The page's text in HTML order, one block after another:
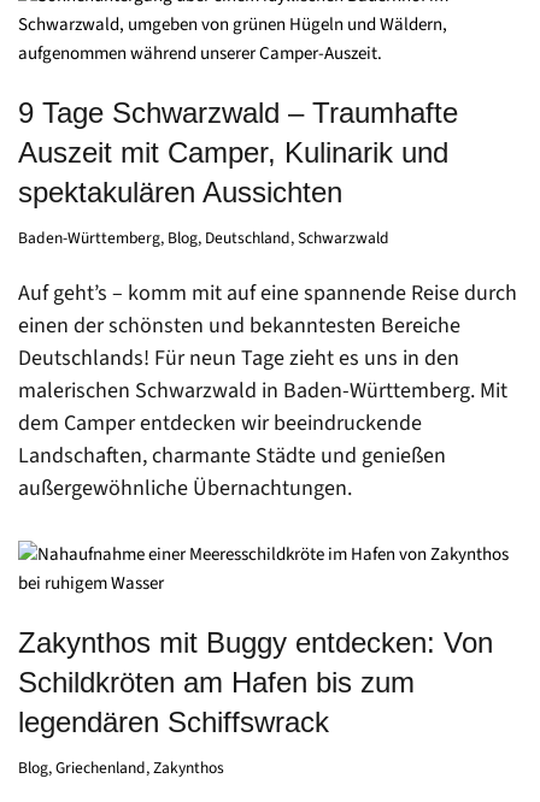
9 Tage Schwarzwald – Traumhafte
Auszeit mit Camper, Kulinarik und
spektakulären Aussichten
Baden-Württemberg, Blog, Deutschland,Schwarzwald
Auf geht’s – komm mit auf eine spannende Reise durch
einen der schönsten und bekanntesten Bereiche
Deutschlands! Für neun Tage zieht es uns in den
malerischen Schwarzwald in Baden-Württemberg. Mit
dem Camper entdecken wir beeindruckende
Landschaften, charmante Städte und genießen
außergewöhnliche Übernachtungen.
Zakynthos mit Buggy entdecken: Von
Schildkröten am Hafen bis zum
legendären Schiffswrack
Blog,Griechenland,Zakynthos